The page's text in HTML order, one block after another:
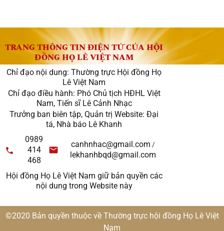
TRANG THÔNG TIN ĐIỆN TỬ CỦA HỘI
ĐỒNG HỌ LÊ VIỆT NAM
Chỉ đạo nội dung: Thường trực Hội đồng Họ
Lê Việt Nam
Chỉ đạo điều hành: Phó Chủ tịch HĐHL Việt
Nam, Tiến sĩ Lê Cảnh Nhạc
Trưởng ban biên tập, Quản trị Website: Đại
tá, Nhà báo Lê Khanh
0989
414
468
canhnhac@gmail.com /
lekhanhbqd@gmail.com
Hội đồng Họ Lê Việt Nam giữ bản quyền các
nội dung trong Website này
©2020 Bản quyền thuộc về Thường trực hội đồng Họ Lê Việt
Nam